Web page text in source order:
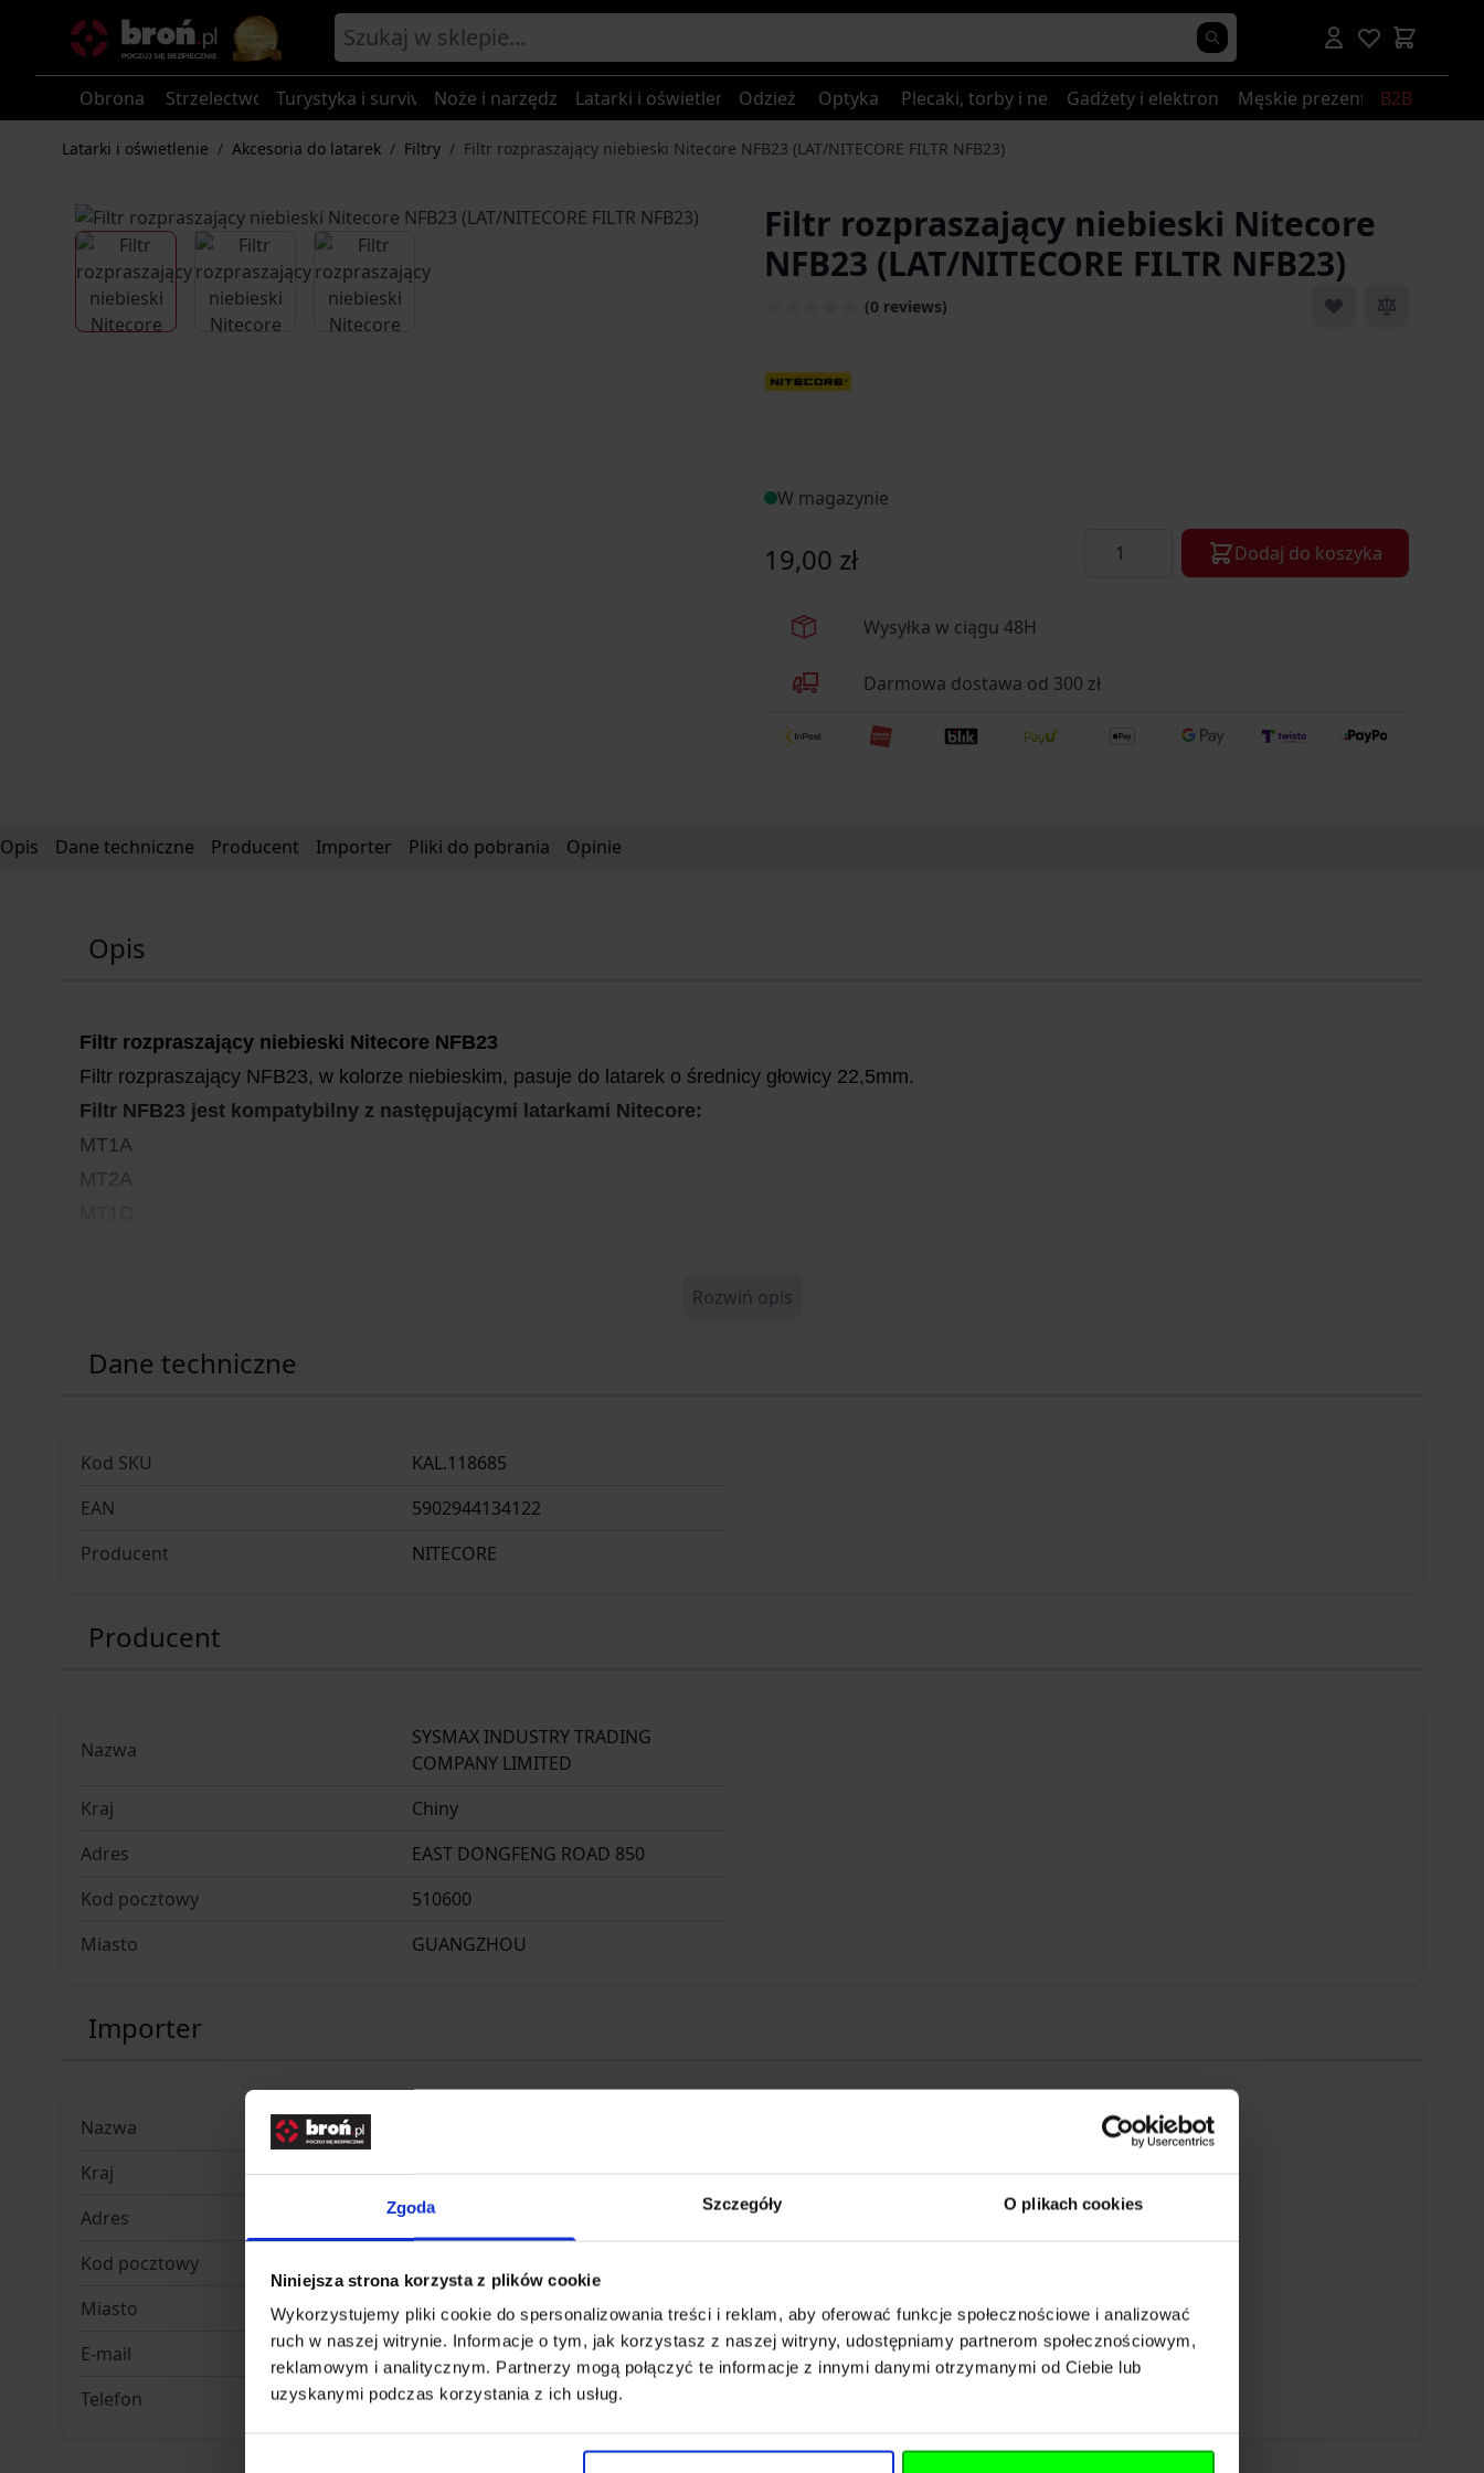
Zgoda Szczegóły O plikach cookies
Niniejsza strona korzysta z plików cookie
Wykorzystujemy pliki cookie do spersonalizowania treści i reklam, aby oferować funkcje społecznościowe i analizować
ruch w naszej witrynie. Informacje o tym, jak korzystasz z naszej witryny, udostępniamy partnerom społecznościowym,
reklamowym i analitycznym. Partnerzy mogą połączyć te informacje z innymi danymi otrzymanymi od Ciebie lub
uzyskanymi podczas korzystania z ich usług.
Obrona Strzelectwo Turystyka i survival Noże i narzędzia Latarki i oświetlenieOdzież Optyka Plecaki, torby i nerkiGadżety i elektronikaMęskie prezenty B2B
Latarki i oświetlenie / Akcesoria do latarek / Filtry / Filtr rozpraszający niebieski Nitecore NFB23 (LAT/NITECORE FILTR NFB23)
Filtr rozpraszający niebieski Nitecore
NFB23 (LAT/NITECORE FILTR NFB23)
(0 reviews)
View larger imageView larger imageView larger image
W magazynie
19,00 zł Ilość Dodaj do koszyka
Wysyłka w ciągu 48H
Darmowa dostawa od 300 zł
Opis Dane techniczne Producent Importer Pliki do pobrania Opinie
Opis
Filtr rozpraszający niebieski Nitecore NFB23
Filtr rozpraszający NFB23, w kolorze niebieskim, pasuje do latarek o średnicy głowicy 22,5mm.
Filtr NFB23 jest kompatybilny z następującymi latarkami Nitecore:
MT1A
MT2A
Rozwiń opis
Dane techniczne
Kod SKU
KAL.118685
EAN
5902944134122
Producent
NITECORE
Producent
Nazwa
SYSMAX INDUSTRY TRADING
COMPANY LIMITED
Kraj
Chiny
Adres
EAST DONGFENG ROAD 850
Kod pocztowy
510600
Miasto
GUANGZHOU
Importer
Nazwa
Kraj
Polska
Adres
Św. Maksymiliana Kolbego 16
Kod pocztowy
Miasto
Warszawa
E-mail
kaliber@kaliber.pl
Telefon
22 460 47 00